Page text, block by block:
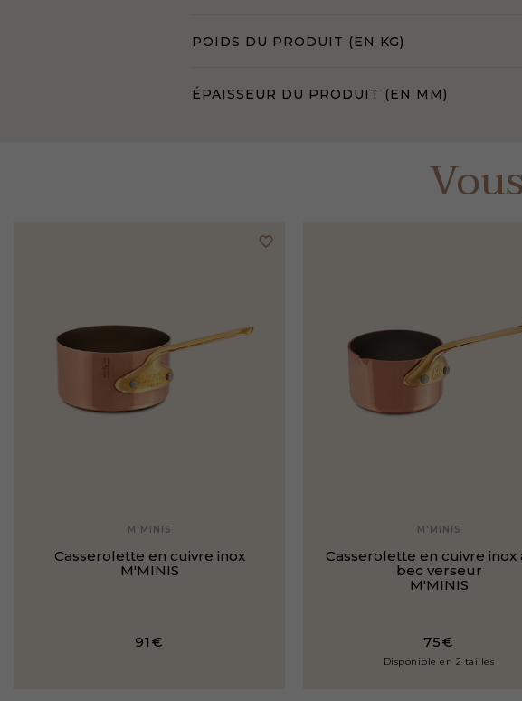
POIDS DU PRODUIT (EN KG)
ÉPAISSEUR DU PRODUIT (EN MM)
favorite_border
M'MINIS
Casserolette en cuivre inox
M'MINIS
91€
M'MINIS
Casserolette en cuivre inox
bec verseur
M'MINIS
75€
Disponible en 2 tailles